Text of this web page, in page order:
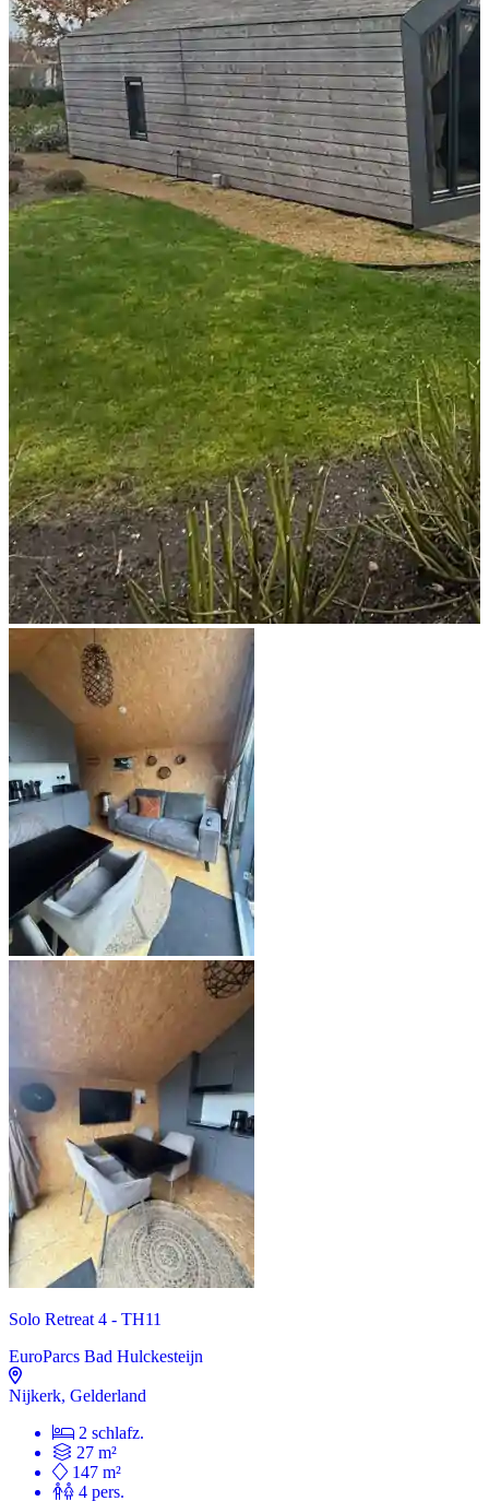
Solo Retreat 4 - TH11
EuroParcs Bad Hulckesteijn
Nijkerk, Gelderland
2 schlafz.
27 m²
147 m²
4 pers.